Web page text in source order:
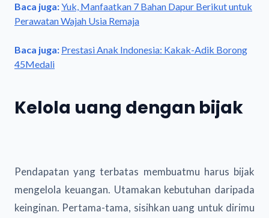
Baca juga:Yuk, Manfaatkan 7 Bahan Dapur Berikut untuk
Perawatan Wajah Usia Remaja
Baca juga: Prestasi Anak Indonesia: Kakak-Adik Borong
45Medali
Kelola uang dengan bijak
Pendapatan yang terbatas membuatmu harus bijak
mengelola keuangan. Utamakan kebutuhan daripada
keinginan. Pertama-tama, sisihkan uang untuk dirimu